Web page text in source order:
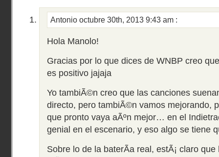
Antonio octubre 30th, 2013 9:43 am :
Hola Manolo!
Gracias por lo que dices de WNBP creo
es positivo jajaja
Yo tambiÃ©n creo que las canciones
directo, pero tambiÃ©n vamos mejorando,
que pronto vaya aÃºn mejor… en el
genial en el escenario, y eso algo se tiene
Sobre lo de la baterÃ­a real, estÃ¡ claro